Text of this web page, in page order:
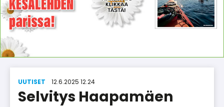
UUTISET 12.6.2025 12.24
Selvitys Haapamäen